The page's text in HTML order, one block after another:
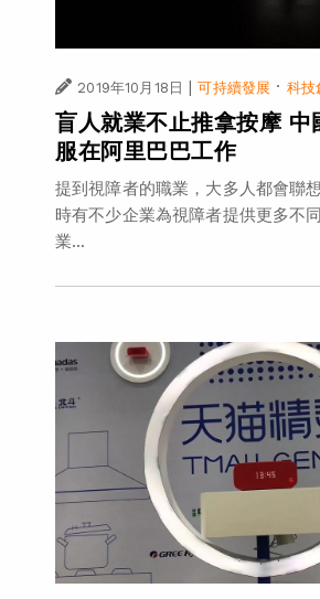
2019年10月18日 可持續發展 · 科技
盲人就業不止推拿按摩 中
服在阿里巴巴工作
提到視障者的職業，大多人都會聯
時有不少企業為視障者提供更多不
業...